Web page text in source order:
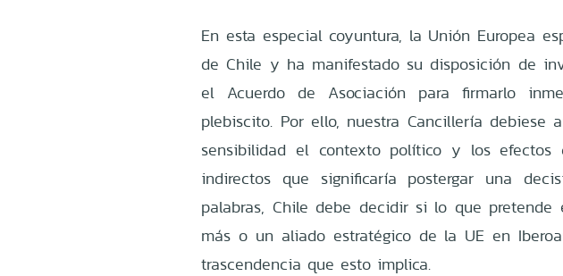
En esta especial coyuntura, la Unión Europea
de Chile y ha manifestado su disposición de
el Acuerdo de Asociación para firmarlo
plebiscito. Por ello, nuestra Cancillería debiese
sensibilidad el contexto político y los efectos
indirectos que significaría postergar una
palabras, Chile debe decidir si lo que pretende
más o un aliado estratégico de la UE en
trascendencia que esto implica.